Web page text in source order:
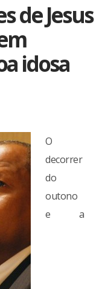
de Jesus
idosa
O
decorrer
do
outono
e a